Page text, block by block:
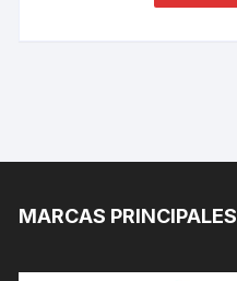
MARCAS PRINCIPALES